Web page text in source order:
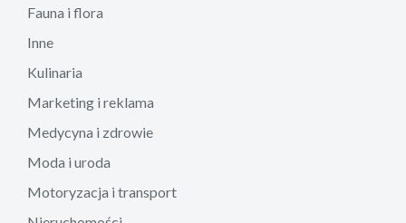
Fauna i flora
Inne
Kulinaria
Marketing i reklama
Medycyna i zdrowie
Moda i uroda
Motoryzacja i transport